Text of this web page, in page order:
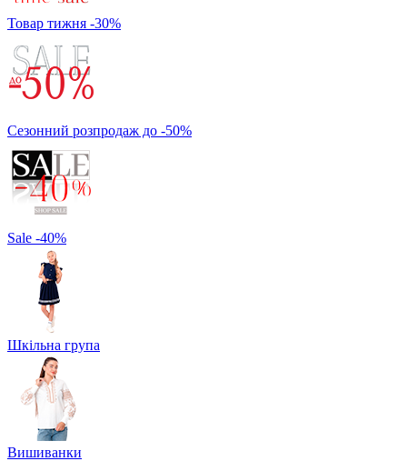
Товар тижня -30%
Сезонний розпродаж до -50%
Sale -40%
Шкільна група
Вишиванки